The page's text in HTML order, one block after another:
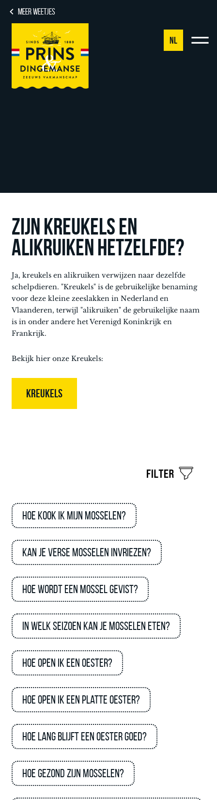
MEER WEETJES
NL
Zijn kreukels en
alikruiken hetzelfde?
Ja, kreukels en alikruiken verwijzen naar dezelfde
schelpdieren. "Kreukels" is de gebruikelijke benaming
voor deze kleine zeeslakken in Nederland en
Vlaanderen, terwijl "alikruiken" de gebruikelijke naam
is in onder andere het Verenigd Koninkrijk en
Frankrijk.
Bekijk hier onze Kreukels:
KREUKELS
Hoe kook ik mijn mosselen?
Kan je verse mosselen invriezen?
Hoe wordt een mossel gevist?
In welk seizoen kan je mosselen eten?
Hoe open ik een oester?
Hoe open ik een platte oester?
Hoe lang blijft een oester goed?
Hoe gezond zijn mosselen?